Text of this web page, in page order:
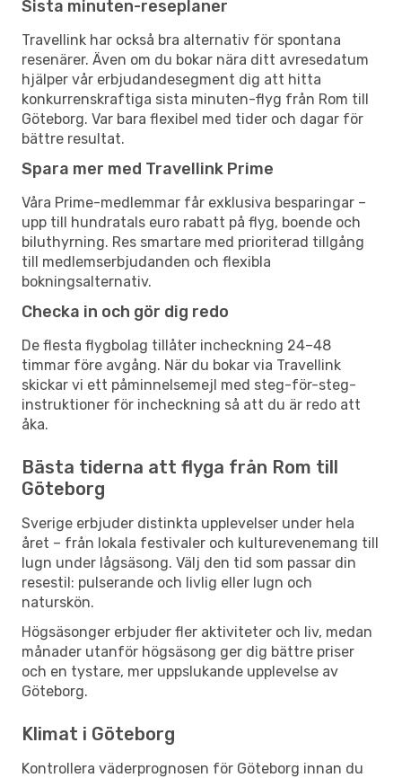
Sista minuten-reseplaner
Travellink har också bra alternativ för spontana
resenärer. Även om du bokar nära ditt avresedatum
hjälper vår erbjudandesegment dig att hitta
konkurrenskraftiga sista minuten-flyg från Rom till
Göteborg. Var bara flexibel med tider och dagar för
bättre resultat.
Spara mer med Travellink Prime
Våra Prime-medlemmar får exklusiva besparingar –
upp till hundratals euro rabatt på flyg, boende och
biluthyrning. Res smartare med prioriterad tillgång
till medlemserbjudanden och flexibla
bokningsalternativ.
Checka in och gör dig redo
De flesta flygbolag tillåter incheckning 24–48
timmar före avgång. När du bokar via Travellink
skickar vi ett påminnelsemejl med steg-för-steg-
instruktioner för incheckning så att du är redo att
åka.
Bästa tiderna att flyga från Rom till
Göteborg
Sverige erbjuder distinkta upplevelser under hela
året – från lokala festivaler och kulturevenemang till
lugn under lågsäsong. Välj den tid som passar din
resestil: pulserande och livlig eller lugn och
naturskön.
Högsäsonger erbjuder fler aktiviteter och liv, medan
månader utanför högsäsong ger dig bättre priser
och en tystare, mer uppslukande upplevelse av
Göteborg.
Klimat i Göteborg
Kontrollera väderprognosen för Göteborg innan du